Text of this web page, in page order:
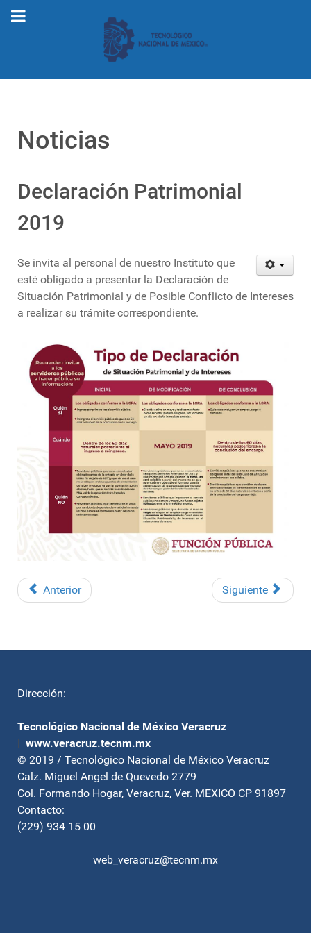
Noticias
Declaración Patrimonial
2019
Se invita al personal de nuestro Instituto que
esté obligado a presentar la Declaración de
Situación Patrimonial y de Posible Conflicto de Intereses
a realizar su trámite correspondiente.
Anterior Siguiente
Dirección:
Tecnológico Nacional de México Veracruz
| www.veracruz.tecnm.mx
© 2019 / Tecnológico Nacional de México Veracruz
Calz. Miguel Angel de Quevedo 2779
Col. Formando Hogar, Veracruz, Ver. MEXICO CP 91897
Contacto:
(229) 934 15 00
web_veracruz@tecnm.mx